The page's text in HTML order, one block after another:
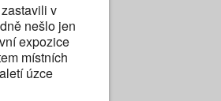
v
nešlo jen
expozice
místních
úzce